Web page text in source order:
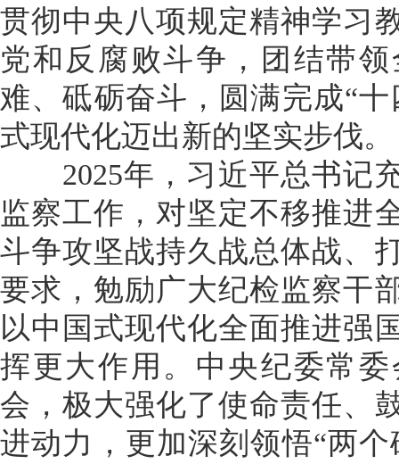
贯彻中央八项规定精神学习
党和反腐败斗争，团结带
难、砥砺奋斗，圆满完成“
式现代化迈出新的坚实步伐。
2025年，习近平总书记
监察工作，对坚定不移推进
斗争攻坚战持久战总体战、
要求，勉励广大纪检监察干
以中国式现代化全面推进强
挥更大作用。中央纪委常
会，极大强化了使命责任、
进动力，更加深刻领悟“两